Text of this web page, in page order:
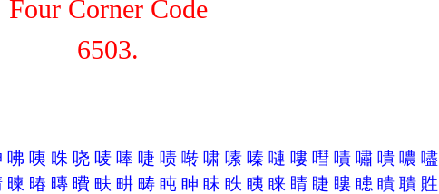
Four Corner Code
6503.
咈 咦 咮 哓 唛 唪 啑 啧 啭 啸 嗉 嗪 嗹 嘍 嘒 嘖 嘯 嘳 噥 嚍
暕 暙 暷 曊畉畊畴盹眒眛眣眱睐 睛 睫 瞜瞣瞶聵 貹